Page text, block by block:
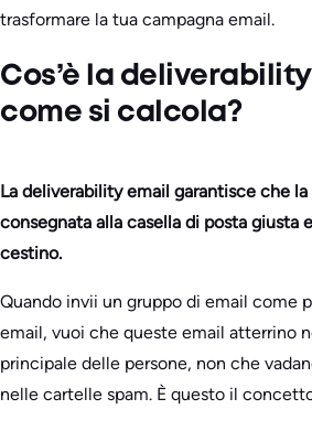
trasformare la tua campagna email.
Cos’è la
come si calcola?
La deliverability email garantisce che
consegnata alla casella di posta giusta
cestino.
Quando invii un gruppo di email come
email, vuoi che queste email atterrino
principale delle persone, non che
nelle cartelle spam. È questo il